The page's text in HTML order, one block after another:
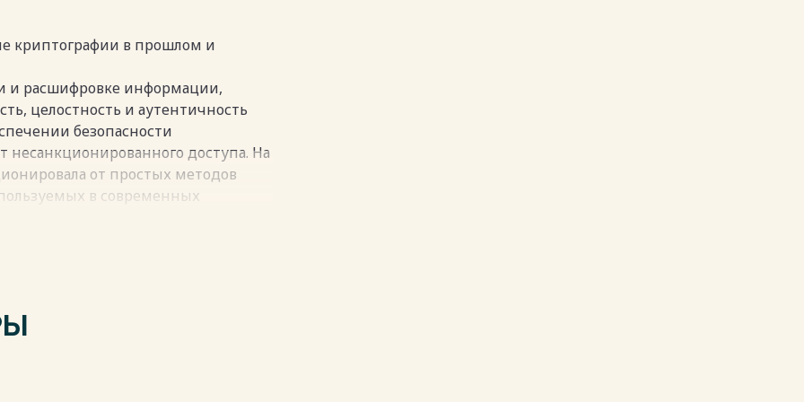
криптографии в прошлом и
и расшифровке информации,
целостность и аутентичность
безопасности
доступа. На
от простых методов
в современных
обернутую полосой кожи. Текст